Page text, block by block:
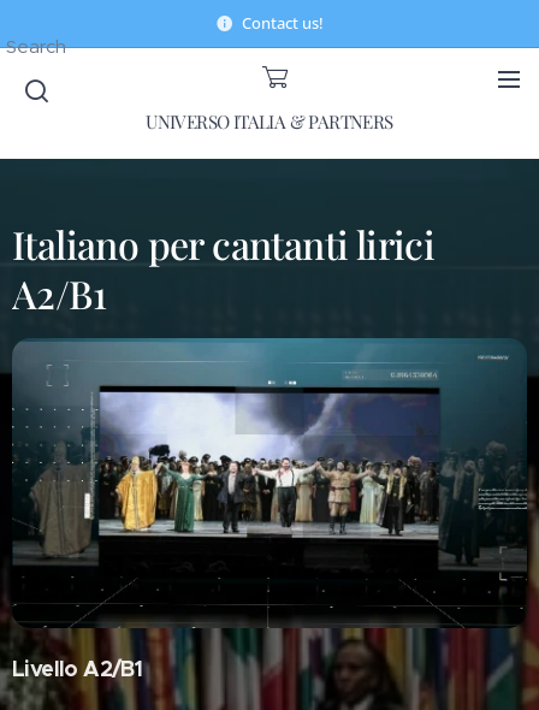
Contact us!
UNIVERSO ITALIA & PARTNERS
Search
Italiano per cantanti lirici
A2/B1
Livello A2/B1